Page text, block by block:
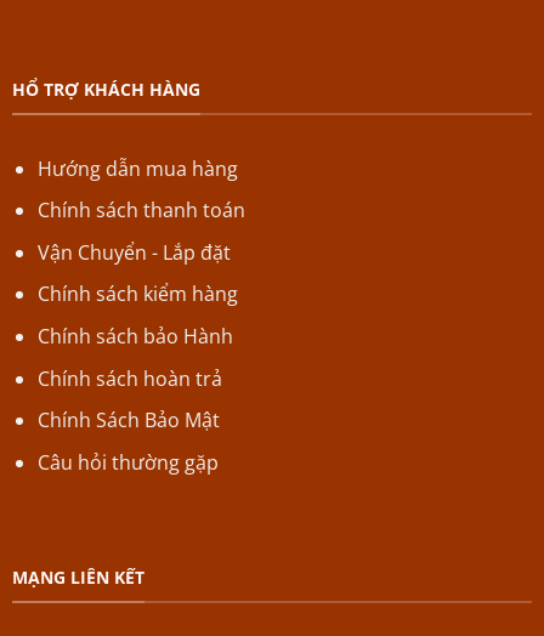
HỔ TRỢ KHÁCH HÀNG
Hướng dẫn mua hàng
Chính sách thanh toán
Vận Chuyển - Lắp đặt
Chính sách kiểm hàng
Chính sách bảo Hành
Chính sách hoàn trả
Chính Sách Bảo Mật
Câu hỏi thường gặp
MẠNG LIÊN KẾT